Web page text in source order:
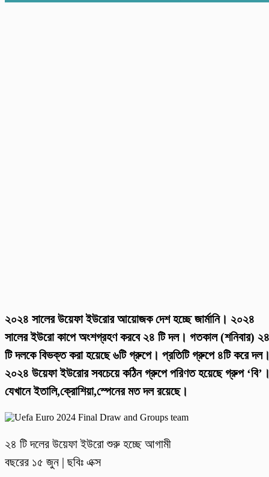
২০২৪ সালের উয়েফা ইউরোর আয়োজক দেশ হচ্ছে জার্মানি। ২০২৪
সালের ইউরো কাপে অংশগ্রহণ করবে ২৪ টি দল। গতকাল (শনিবার) ২৪
টি দলকে বিভক্ত করা হয়েছে ৬টি গ্রুপে। প্রতিটি গ্রুপে ৪টি করে
২০২৪ উয়েফা ইউরোর সবচেয়ে কঠিন গ্রুপে পরিণত হয়েছে গ্রুপ
যেখানে ইতালি,ক্রোশিয়া,স্পেনের মত দল রয়েছে।
২৪ টি দলের উয়েফা ইউরো শুরু হচ্ছে আগামী
বছরের ১৫ জুন | ছবিঃ এক্স